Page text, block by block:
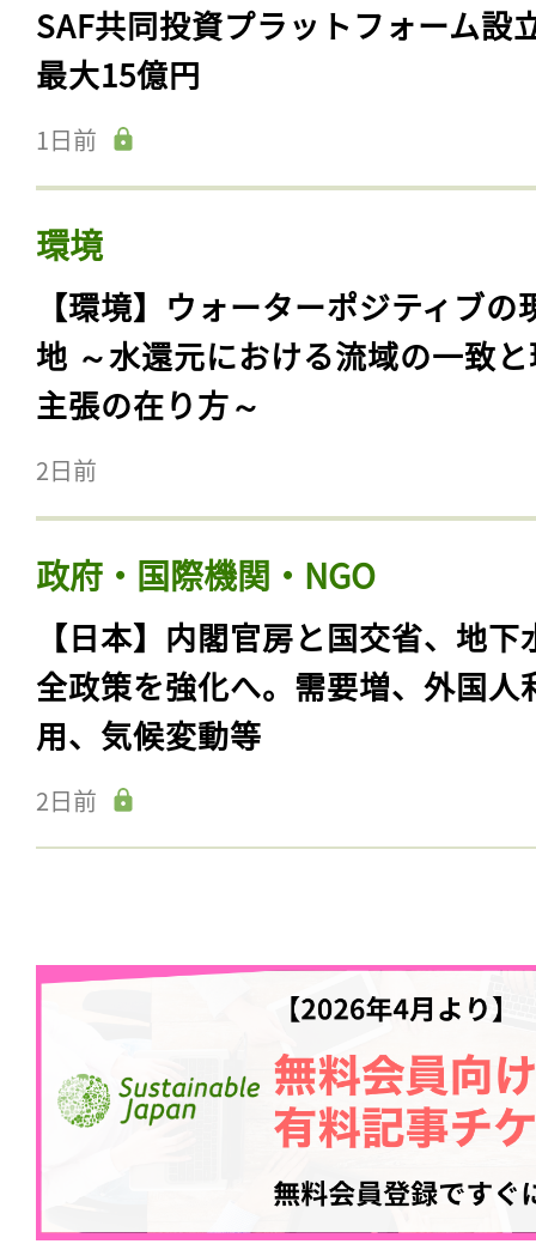
SAF共同投資プラットフォーム設
最大15億円
1日前
環境
【環境】ウォーターポジティブの
地 ～水還元における流域の一致
主張の在り方～
2日前
政府・国際機関・NGO
【日本】内閣官房と国交省、地下
全政策を強化へ。需要増、外国人
用、気候変動等
2日前